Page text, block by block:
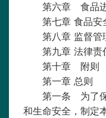
第六章 食品进
第七章 食品安
第八章 监督管
第九章 法律责
第十章 附则
第一章 总则
第一条 为了保
和生命安全，制定